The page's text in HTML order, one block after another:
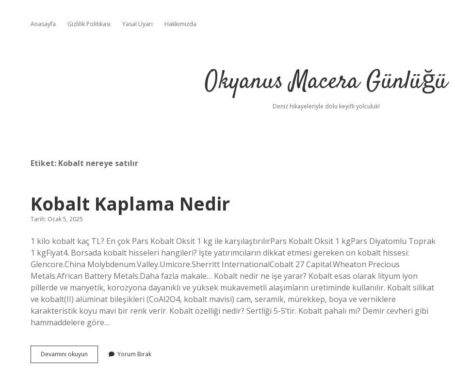
Anasayfa Gizlilik Politikası Yasal Uyarı Hakkımızda
Okyanus Macera Günlüğü
Deniz hikayeleriyle dolu keyifli yolculuk!
Etiket: Kobalt nereye satılır
Kobalt Kaplama Nedir
Tarih: Ocak 5, 2025
1 kilo kobalt kaç TL? En çok Pars Kobalt Oksit 1 kg ile karşılaştırılırPars Kobalt Oksit 1 kgPars Diyatomlu Toprak
1 kgFiyat4. Borsada kobalt hisseleri hangileri? İşte yatırımcıların dikkat etmesi gereken on kobalt hissesi:
Glencore.China Molybdenum.Valley.Umicore.Sherritt InternationalCobalt 27 Capital.Wheaton Precious
Metals.African Battery Metals.Daha fazla makale… Kobalt nedir ne işe yarar? Kobalt esas olarak lityum iyon
pillerde ve manyetik, korozyona dayanıklı ve yüksek mukavemetli alaşımların üretiminde kullanılır. Kobalt silikat
ve kobalt(II) alüminat bileşikleri (CoAl2O4, kobalt mavisi) cam, seramik, mürekkep, boya ve verniklere
karakteristik koyu mavi bir renk verir. Kobalt özelliği nedir? Sertliği 5-5’tir. Kobalt pahalı mı? Demir cevheri gibi
hammaddelere göre…
Devamını okuyun
Kaplama
Yorum Bırak